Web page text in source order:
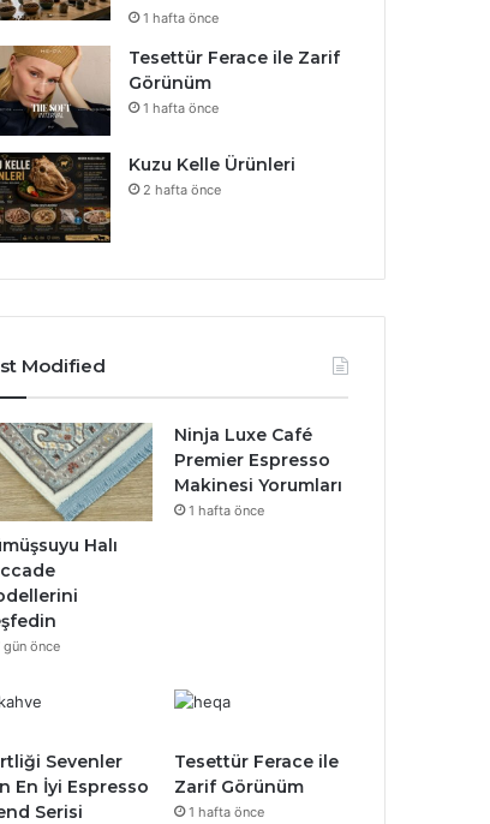
1 hafta önce
Tesettür Ferace ile Zarif
Görünüm
1 hafta önce
Kuzu Kelle Ürünleri
2 hafta önce
Modified
Halı
gün önce
Ninja Luxe Café
Premier Espresso
Makinesi Yorumları
1 hafta önce
Sevenler
En İyi Espresso
Serisi
Tesettür Ferace ile
Zarif Görünüm
1 hafta önce